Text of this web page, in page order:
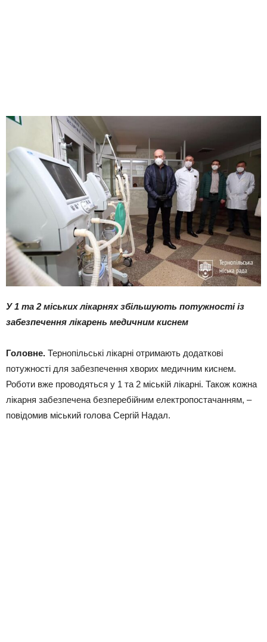
У 1 та 2 міських лікарнях збільшують потужності із
забезпечення лікарень медичним киснем
Головне. Тернопільські лікарні отримають додаткові
потужності для забезпечення хворих медичним киснем.
Роботи вже проводяться у 1 та 2 міській лікарні. Також кожна
лікарня забезпечена безперебійним електропостачанням, –
повідомив міський голова Сергій Надал.